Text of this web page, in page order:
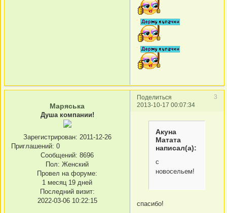
Поделиться
3
2013-10-17 00:07:34
Маряська
Душа компании!
Зарегистрирован: 2011-12-26
Приглашений: 0
Сообщений: 8696
Пол: Женский
Провел на форуме:
1 месяц 19 дней
Последний визит:
2022-03-06 10:22:15
Акуна
Матата
написал(а):
с
новосельем!
спасибо!